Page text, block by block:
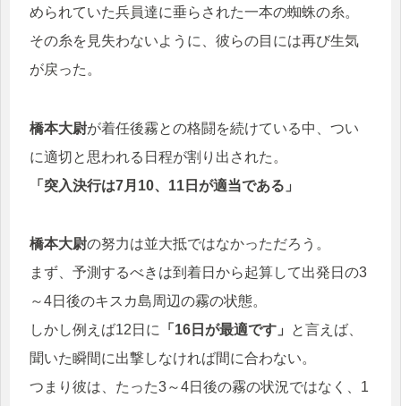
められていた兵員達に垂らされた一本の蜘蛛の糸。
その糸を見失わないように、彼らの目には再び生気
が戻った。
橋本大尉が着任後霧との格闘を続けている中、つい
に適切と思われる日程が割り出された。
「突入決行は7月10、11日が適当である」
橋本大尉の努力は並大抵ではなかっただろう。
まず、予測するべきは到着日から起算して出発日の3
～4日後のキスカ島周辺の霧の状態。
しかし例えば12日に 「16日が最適です」
と言えば、
聞いた瞬間に出撃しなければ間に合わない。
つまり彼は、たった3～4日後の霧の状況ではなく、1